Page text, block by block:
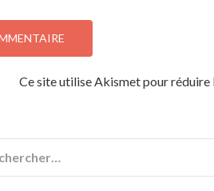
Ce site utilise Akismet pour réduire